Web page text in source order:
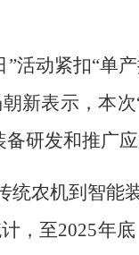
活动紧扣“单
新表示，本
研发和推广应
统农机到智
，至2025年